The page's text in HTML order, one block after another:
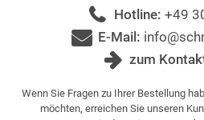
Hotline: +49
E-Mail:
zum
Wenn Sie Fragen zu Ihrer Bestellung
möchten, erreichen Sie unseren